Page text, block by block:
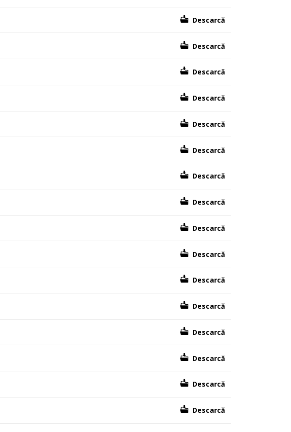
Descarcă
Descarcă
Descarcă
Descarcă
Descarcă
Descarcă
Descarcă
Descarcă
Descarcă
Descarcă
Descarcă
Descarcă
Descarcă
Descarcă
Descarcă
Descarcă